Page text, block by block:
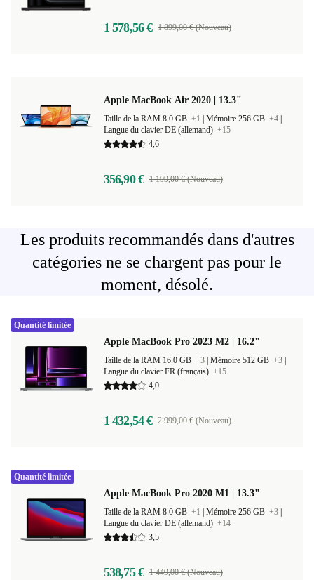
1 578,56 € 1 899,00 € (Nouveau)
Apple MacBook Air 2020 | 13.3"
Taille de la RAM 8.0 GB +1 Mémoire 256 GB +4
Langue du clavier DE (allemand) +15
4,6
356,90 € 1 199,00 € (Nouveau)
Les produits recommandés dans d'autres
catégories ne se chargent pas pour le
moment, désolé.
Apple MacBook Pro 2023 M2 | 16.2"
Taille de la RAM 16.0 GB +3 Mémoire 512 GB +3
Langue du clavier FR (français) +15
4,0
1 432,54 € 2 999,00 € (Nouveau)
Quantité limitée
Apple MacBook Pro 2020 M1 | 13.3"
Taille de la RAM 8.0 GB +1 Mémoire 256 GB +3
Langue du clavier DE (allemand) +14
3,5
538,75 € 1 449,00 € (Nouveau)
Quantité limitée